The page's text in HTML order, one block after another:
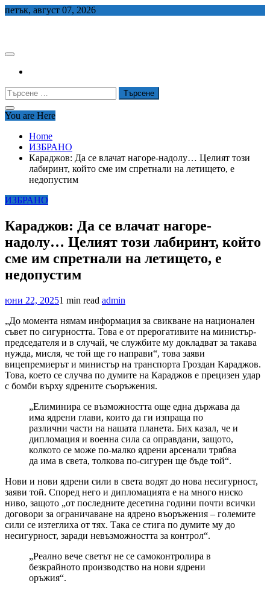
Skip
петък, август 07, 2026
Търсене
за:
You are Here
Home
ИЗБРАНО
Караджов: Да се влачат нагоре-надолу… Целият този
лабиринт, който сме им спретнали на летището, е
недопустим
ИЗБРАНО
Караджов: Да се влачат нагоре-
надолу… Целият този лабиринт, който
сме им спретнали на летището, е
недопустим
юни 22, 20251 min read admin
„До момента нямам информация за свикване на национален
съвет по сигурността. Това е от прерогативите на министър-
председателя и в случай, че службите му докладват за такава
нужда, мисля, че той ще го направи“, това заяви
вицепремиерът и министър на транспорта Гроздан Караджов.
Това, което се случва по думите на Караджов е прецизен удар
с бомби върху ядрените съоръжения.
„Елиминира се възможността още една държава да
има ядрени глави, които да ги изпраща по
различни части на нашата планета. Бих казал, че и
дипломация и военна сила са оправдани, защото,
колкото се може по-малко ядрени арсенали трябва
да има в света, толкова по-сигурен ще бъде той“.
Нови и нови ядрени сили в света водят до нова несигурност,
заяви той. Според него и дипломацията е на много ниско
ниво, защото „от последните десетина години почти всички
договори за ограничаване на ядрено въоръжения – големите
сили се изтеглиха от тях. Така се стига по думите му до
несигурност, заради невъзможността за контрол“.
„Реално вече светът не се самоконтролира в
безкрайното производство на нови ядрени
оръжия“.